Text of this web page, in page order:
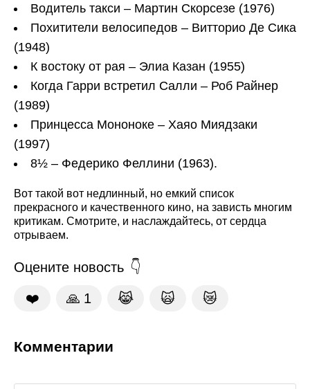
Водитель такси – Мартин Скорсезе (1976)
Похитители велосипедов – Витторио Де Сика
(1948)
К востоку от рая – Элиа Казан (1955)
Когда Гарри встретил Салли – Роб Райнер
(1989)
Принцесса Мононоке – Хаяо Миядзаки
(1997)
8½ – Федерико Феллини (1963).
Вот такой вот недлинный, но емкий список
прекрасного и качественного кино, на зависть многим
критикам. Смотрите, и наслаждайтесь, от сердца
отрываем.
Оцените новость
❤️ 🙏 1 😹 🙀 😿
Комментарии